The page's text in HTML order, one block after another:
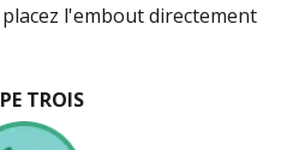
l'embout directement
TROIS